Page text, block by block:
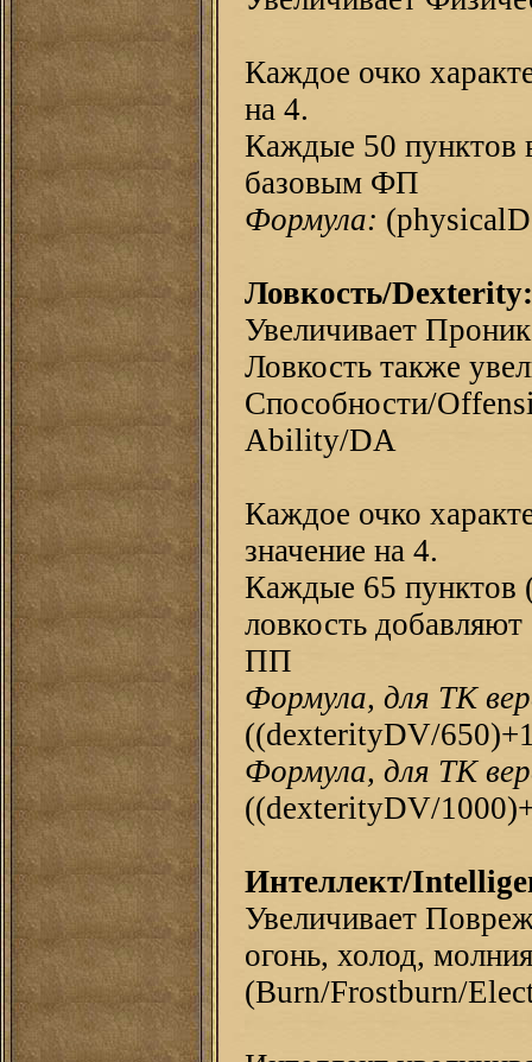
Каждое очко
на 4.
Каждые 50 пунктов
базовым ФП
Формула:
Ловкость/Dexterity:
Увеличивает
Ловкость также
Способности/
Ability/DA
Каждое очко
значение на 4.
Каждые 65 пунктов
ловкость
ПП
Формула, для ТК
((dexterityDV/
Формула, для ТК
((dexterityDV/
Интеллект/
Увеличивает
огонь, холод,
(Burn/Frostburn/